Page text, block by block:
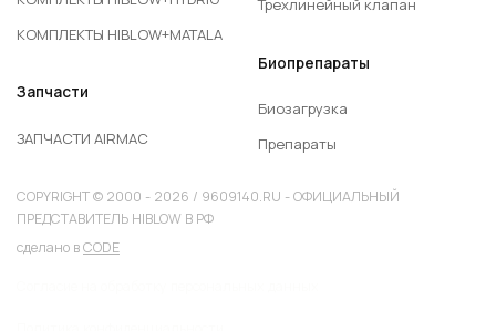
КОМПЛЕКТЫ HIBLOW+MATALA
Запчасти
ЗАПЧАСТИ AIRMAC
Трехлинейный клапан
Биопрепараты
Биозагрузка
Препараты
COPYRIGHT © 2000 - 2026 / 9609140.RU - ОФИЦИАЛЬНЫЙ
ПРЕДСТАВИТЕЛЬ HIBLOW В РФ
сделано вCODE